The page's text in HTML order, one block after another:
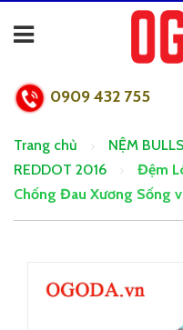
0909 432 755
Trang chủ
NỆM
REDDOT 2016
Đệm
Chống Đau Xương Sống